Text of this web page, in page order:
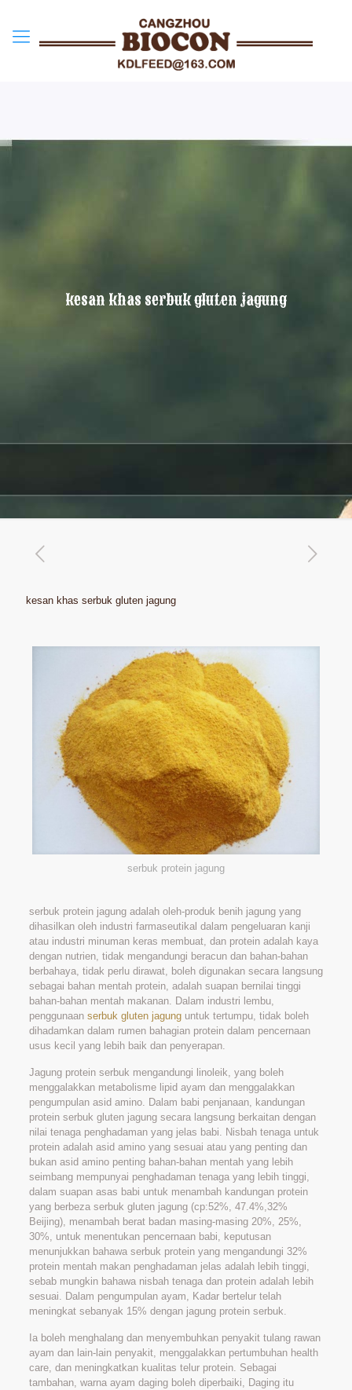
kesan khas serbuk gluten jagung
kesan khas serbuk gluten jagung
serbuk protein jagung
serbuk protein jagung adalah oleh-produk benih jagung yang
dihasilkan oleh industri farmaseutikal dalam pengeluaran kanji
atau industri minuman keras membuat, dan protein adalah kaya
dengan nutrien, tidak mengandungi beracun dan bahan-bahan
berbahaya, tidak perlu dirawat, boleh digunakan secara langsung
sebagai bahan mentah protein, adalah suapan bernilai tinggi
bahan-bahan mentah makanan. Dalam industri lembu,
penggunaan serbuk gluten jagunguntuk tertumpu, tidak boleh
dihadamkan dalam rumen bahagian protein dalam pencernaan
usus kecil yang lebih baik dan penyerapan.
Jagung protein serbuk mengandungi linoleik, yang boleh
menggalakkan metabolisme lipid ayam dan menggalakkan
pengumpulan asid amino. Dalam babi penjanaan, kandungan
protein serbuk gluten jagung secara langsung berkaitan dengan
nilai tenaga penghadaman yang jelas babi. Nisbah tenaga untuk
protein adalah asid amino yang sesuai atau yang penting dan
bukan asid amino penting bahan-bahan mentah yang lebih
seimbang mempunyai penghadaman tenaga yang lebih tinggi,
dalam suapan asas babi untuk menambah kandungan protein
yang berbeza serbuk gluten jagung (cp:52%, 47.4%,32%
Beijing), menambah berat badan masing-masing 20%, 25%,
30%, untuk menentukan pencernaan babi, keputusan
menunjukkan bahawa serbuk protein yang mengandungi 32%
protein mentah makan penghadaman jelas adalah lebih tinggi,
sebab mungkin bahawa nisbah tenaga dan protein adalah lebih
sesuai. Dalam pengumpulan ayam, Kadar bertelur telah
meningkat sebanyak 15% dengan jagung protein serbuk.
Ia boleh menghalang dan menyembuhkan penyakit tulang rawan
ayam dan lain-lain penyakit, menggalakkan pertumbuhan health
care, dan meningkatkan kualitas telur protein. Sebagai
tambahan, warna ayam daging boleh diperbaiki, Daging itu